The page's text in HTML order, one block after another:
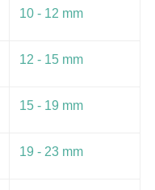
10 - 12 mm
12 - 15 mm
15 - 19 mm
19 - 23 mm